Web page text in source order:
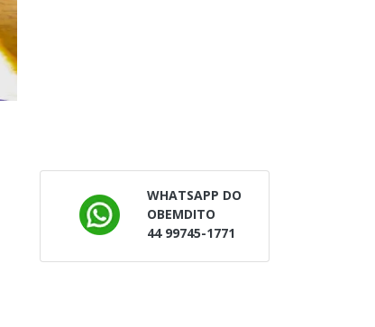
WHATSAPP DO
OBEMDITO
44 99745-1771